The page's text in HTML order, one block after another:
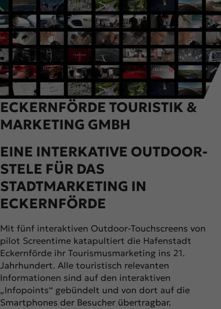
ECKERNFÖRDE TOURISTIK &
MARKETING GMBH
EINE INTERKATIVE OUTDOOR-
STELE FÜR DAS
STADTMARKETING IN
ECKERNFÖRDE
Mit fünf interaktiven Outdoor-Touchscreens von
pilot Screentime katapultiert die Hafenstadt
Eckernförde ihr Tourismusmarketing ins 21.
Jahrhundert. Alle touristisch relevanten
Informationen sind auf den interaktiven
„Infopoints“ gebündelt und von dort auf die
Smartphones der Besucher übertragbar.